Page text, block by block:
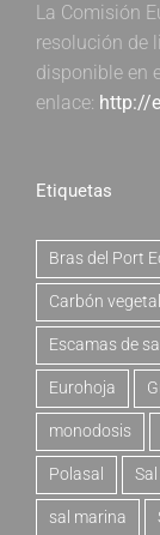
La Comisión
resolución de
disponible en
enlace: http://
Etiquetas
Bras del Port
Carbón vegetal
Escamas de
Eurohoja
monodosis
Polasal
sal marina